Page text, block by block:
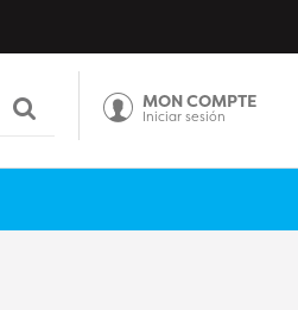
MON COMPTE
Iniciar sesión